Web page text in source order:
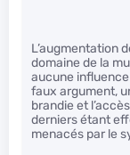
L’augmentation
domaine de la
aucune influence
faux argument,
brandie et
derniers étant
menacés par le